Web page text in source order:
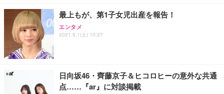
務用 おしゃれ パソコンチェア (ホワイト)
ANDWINT オフィスチェア デスクチェア 肘なし メ
ッシュ 通気性 ランバーサポート付き 腰サポート ガ
【MiniLED/24.5inch/280Hz/FHD】GRAPHT THE S
HOOTER Gaming Monitor 24” Essential ゲーミン
アイリスオーヤマ ペットシーツ 超厚型 お徳用 レギ
最上もが、第1子女児出産を報告！
エンタメ
2021.5.1(土) 10:27
日向坂46・齊藤京子＆ヒコロヒーの意外な共通
点……『ar』に対談掲載